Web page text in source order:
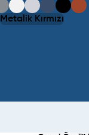
Metalik Kırmızı